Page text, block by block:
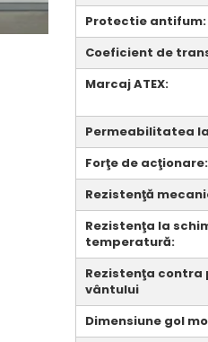
Protectie antifum:
Coeficient de
Marcaj ATEX:
Permeabilitatea
Forţe de acţionare:
Rezistenţă
Rezistenţa la
temperatură:
Rezistenţa contra
vântului
Dimensiune gol